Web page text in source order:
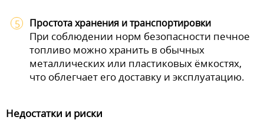
Простота хранения и транспортировки
При соблюдении норм безопасности печное
топливо можно хранить в обычных
металлических или пластиковых ёмкостях,
что облегчает его доставку и эксплуатацию.
Недостатки и риски